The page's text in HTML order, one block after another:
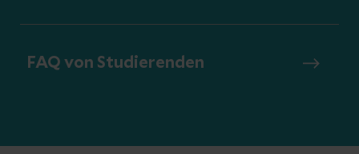
FAQ von Studierenden